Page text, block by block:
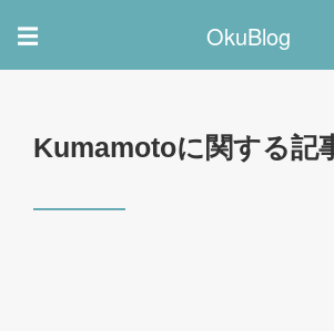
☰ OkuBlog
Kumamotoに関する記